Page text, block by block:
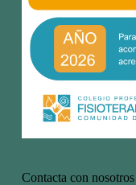
Contacta con nosotros